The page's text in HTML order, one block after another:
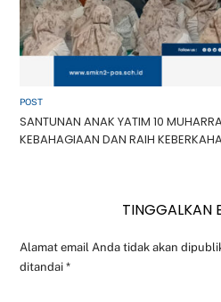
POST
SANTUNAN ANAK YATIM 10
KEBAHAGIAAN DAN RAIH
TINGGALKAN
Alamat email Anda tidak akan
ditandai*